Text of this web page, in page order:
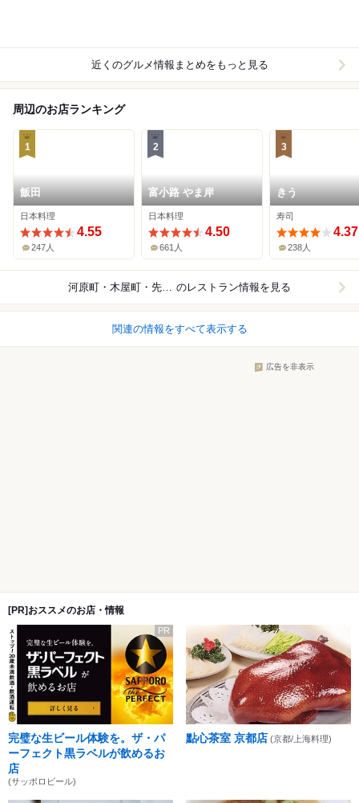
近くのグルメ情報まとめをもっと見る
周辺のお店ランキング
1
飯田
日本料理
4.55
247人
2
富小路 やま岸
日本料理
4.50
661人
3
きう
寿司
4.37
238人
河原町・木屋町・先斗町 のレストラン情報を見る
関連の情報をすべて表示する
広告を非表示
[PR]おススメのお店・情報
PR
完璧な生ビール体験を。ザ・パ
ーフェクト黒ラベルが飲めるお
店
(サッポロビール)
點心茶室 京都店 (京都/上海料理)